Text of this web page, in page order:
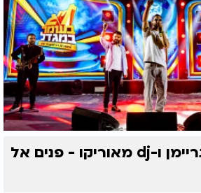
נתנאל ישראל, גריימן ו-dj מאוריקו - פנים אל